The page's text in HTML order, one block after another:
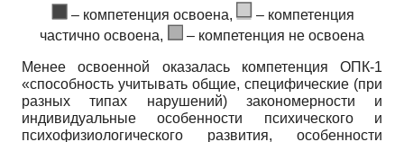
– компетенция освоена,
– компетенция
частично освоена,
– компетенция не освоена
Менее освоенной оказалась компетенция ОПК-1
«способность учитывать общие, специфические (при
разных типах нарушений) закономерности и
индивидуальные особенности психического и
психофизиологического развития, особенности